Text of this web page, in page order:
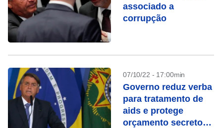
associado a
corrupção
07/10/22 - 17:00min
Governo reduz verba
para tratamento de
aids e protege
orçamento secreto